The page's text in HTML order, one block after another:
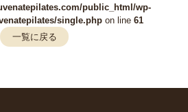
public_html/wp-
single.phpon line 61
一覧に戻る